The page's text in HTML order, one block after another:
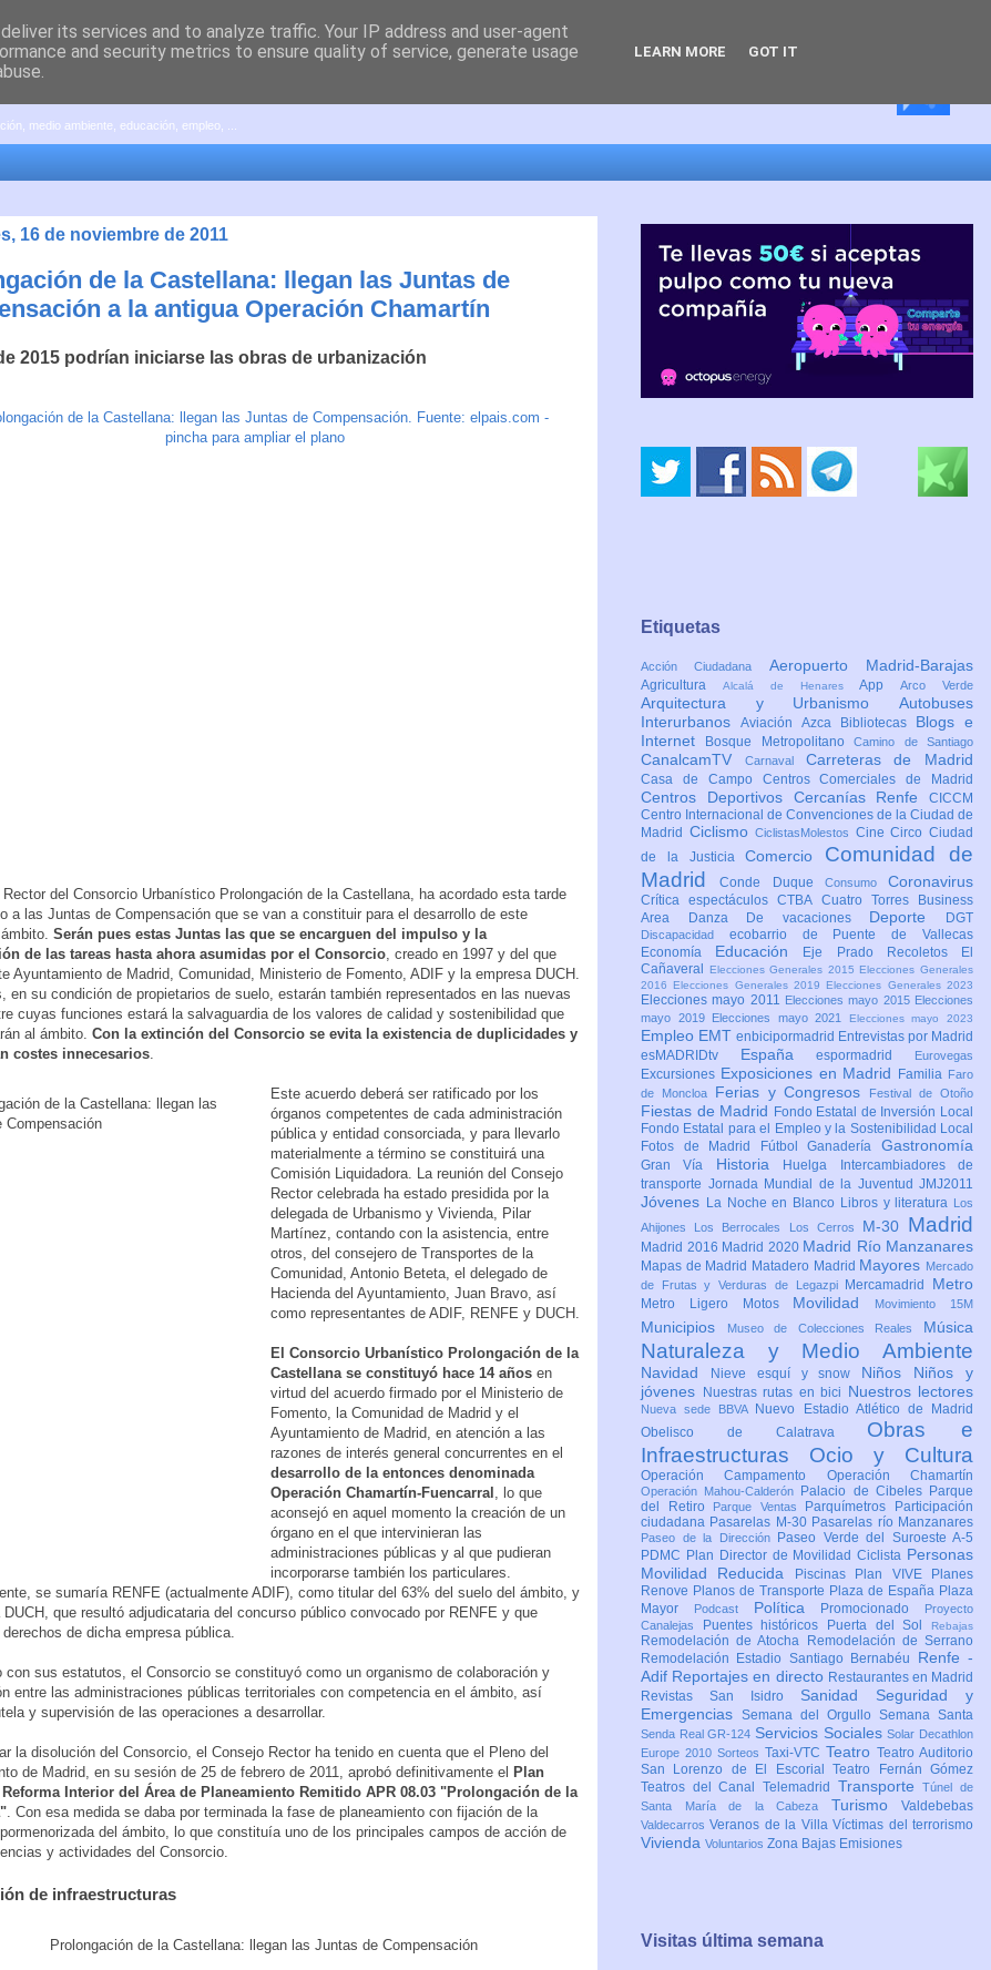
medio ambiente, educación, empleo, ...
16 de noviembre de 2011
de la Castellana: llegan las Juntas de
a la antigua Operación Chamartín
2015 podrían iniciarse las obras de urbanización
Rector del Consorcio Urbanístico Prolongación de la Castellana, ha acordado esta tarde
a las Juntas de Compensación que se van a constituir para el desarrollo de este
Serán pues estas Juntas las que se encarguen del impulso y la
de las tareas hasta ahora asumidas por el Consorcio, creado en 1997 y del que
Ayuntamiento de Madrid, Comunidad, Ministerio de Fomento, ADIF y la empresa DUCH.
en su condición de propietarios de suelo, estarán también representados en las nuevas
cuyas funciones estará la salvaguardia de los valores de calidad y sostenibilidad que
al ámbito. Con la extinción del Consorcio se evita la existencia de duplicidades y
costes innecesarios.
Este acuerdo deberá ser ratificado por los
órganos competentes de cada administración
pública y entidad consorciada, y para llevarlo
materialmente a término se constituirá una
Comisión Liquidadora. La reunión del Consejo
Rector celebrada ha estado presidida por la
delegada de Urbanismo y Vivienda, Pilar
Martínez, contando con la asistencia, entre
otros, del consejero de Transportes de la
Comunidad, Antonio Beteta, el delegado de
Hacienda del Ayuntamiento, Juan Bravo, así
como representantes de ADIF, RENFE y DUCH.
El Consorcio Urbanístico Prolongación de la
Castellana se constituyó hace 14 años en
virtud del acuerdo firmado por el Ministerio de
Fomento, la Comunidad de Madrid y el
Ayuntamiento de Madrid, en atención a las
razones de interés general concurrentes en el
desarrollo de la entonces denominada
Operación Chamartín-Fuencarral , lo que
aconsejó en aquel momento la creación de un
órgano en el que intervinieran las
administraciones públicas y al que pudieran
incorporarse también los particulares.
se sumaría RENFE (actualmente ADIF), como titular del 63% del suelo del ámbito, y
DUCH, que resultó adjudicataria del concurso público convocado por RENFE y que
de dicha empresa pública.
con sus estatutos, el Consorcio se constituyó como un organismo de colaboración y
entre las administraciones públicas territoriales con competencia en el ámbito, así
y supervisión de las operaciones a desarrollar.
la disolución del Consorcio, el Consejo Rector ha tenido en cuenta que el Pleno del
de Madrid, en su sesión de 25 de febrero de 2011, aprobó definitivamente el Plan
Interior del Área de Planeamiento Remitido APR 08.03 "Prolongación de la
. Con esa medida se daba por terminada la fase de planeamiento con fijación de la
del ámbito, lo que constituía uno de los principales campos de acción de
y actividades del Consorcio.
de infraestructuras
Etiquetas
Acción Ciudadana Aeropuerto Madrid-Barajas
Agricultura Alcalá de HenaresAppArco Verde
Arquitectura y Urbanismo Autobuses
Interurbanos Aviación Azca Bibliotecas Blogs e
Internet
Bosque MetropolitanoCamino de Santiago
CanalcamTV Carnaval Carreteras de Madrid
Casa de Campo Centros Comerciales de Madrid
Centros Deportivos Cercanías Renfe CICCM
Centro Internacional de Convenciones de la Ciudad de
Madrid CiclismoCiclistasMolestos CineCircoCiudad
de la JusticiaComercio Comunidad de
MadridConde Duque Consumo Coronavirus
Crítica espectáculosCTBA Cuatro Torres Business
Area
Danza De vacaciones Deporte DGT
Discapacidad ecobarrio de Puente de Vallecas
Economía Educación Eje Prado Recoletos
El
Cañaveral
Elecciones Generales 2015 Elecciones Generales
2016 Elecciones Generales 2019 Elecciones Generales 2023
Elecciones mayo 2011 Elecciones mayo 2015 Elecciones
mayo 2019
Elecciones mayo 2021 Elecciones mayo 2023
Empleo EMT enbicipormadrid Entrevistas por Madrid
esMADRIDtv Españaespormadrid Eurovegas
Excursiones Exposiciones en Madrid Familia Faro
de Moncloa
Ferias y Congresos Festival de Otoño
Fiestas de Madrid Fondo Estatal de Inversión Local
Fondo Estatal para el Empleo y la Sostenibilidad Local
Fotos de Madrid
FútbolGanaderíaGastronomía
Gran Vía Historia Huelga
Intercambiadores de
transporte Jornada Mundial de la Juventud JMJ2011
Jóvenes La Noche en Blanco Libros y literatura
Los
Ahijones
Los Berrocales Los Cerros M-30 Madrid
Madrid 2016 Madrid 2020 Madrid Río Manzanares
Mapas de Madrid Matadero Madrid Mayores Mercado
de Frutas y Verduras de Legazpi
Mercamadrid Metro
Metro Ligero Motos Movilidad Movimiento 15M
Municipios Museo de Colecciones Reales Música
Naturaleza y Medio Ambiente
Navidad Nieve esquí y snow Niños Niños y
jóvenes
Nuestras rutas en bici Nuestros lectores
Nueva sede BBVA
Nuevo Estadio Atlético de Madrid
Obelisco de Calatrava Obras e
Infraestructuras Ocio y Cultura
Operación Campamento Operación Chamartín
Operación Mahou-Calderón Palacio de Cibeles Parque
del Retiro
Parque Ventas Parquímetros
Participación
ciudadana Pasarelas M-30 Pasarelas río Manzanares
Paseo de la Dirección
Paseo Verde del Suroeste A-5
PDMC Plan Director de Movilidad Ciclista Personas
Movilidad Reducida
Piscinas Plan VIVE
Planes
Renove Planos de Transporte Plaza de España Plaza
Mayor
Podcast Política Promocionado
Proyecto
Canalejas
Puentes históricos Puerta del Sol Rebajas
Remodelación de Atocha
Remodelación de Serrano
Remodelación Estadio Santiago Bernabéu Renfe -
Adif Reportajes en directo Restaurantes en Madrid
Revistas San Isidro Sanidad Seguridad y
Emergencias Semana del Orgullo Semana Santa
Senda Real GR-124 Servicios SocialesSolar Decathlon
Europe 2010 Sorteos Taxi-VTC Teatro Teatro Auditorio
San Lorenzo de El EscorialTeatro Fernán Gómez
Teatros del Canal Telemadrid TransporteTúnel de
Santa María de la Cabeza Turismo Valdebebas
ValdecarrosVeranos de la VillaVíctimas del terrorismo
Vivienda Voluntarios Zona Bajas Emisiones
Visitas última semana
its services and to analyze traffic. Your IP address and user-agent
and security metrics to ensure quality of service, generate usage
LEARN MORE GOT IT